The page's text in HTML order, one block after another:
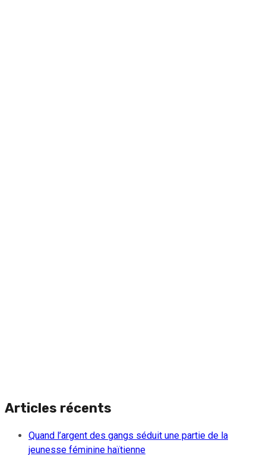
Articles récents
Quand l’argent des gangs séduit une partie de la
jeunesse féminine haïtienne